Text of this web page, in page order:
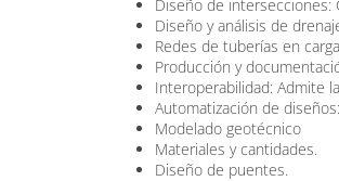
Diseño de intersecciones:
Diseño y análisis de
Redes de tuberías en
Producción y
Interoperabilidad: Admite
Automatización de
Modelado geotécnico
Materiales y cantidades.
Diseño de puentes.